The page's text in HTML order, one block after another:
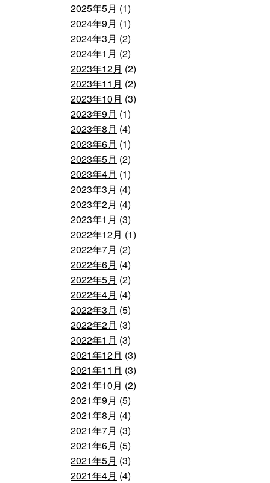
2025年5月 (1)
2024年9月 (1)
2024年3月 (2)
2024年1月 (2)
2023年12月 (2)
2023年11月 (2)
2023年10月 (3)
2023年9月 (1)
2023年8月 (4)
2023年6月 (1)
2023年5月 (2)
2023年4月 (1)
2023年3月 (4)
2023年2月 (4)
2023年1月 (3)
2022年12月 (1)
2022年7月 (2)
2022年6月 (4)
2022年5月 (2)
2022年4月 (4)
2022年3月 (5)
2022年2月 (3)
2022年1月 (3)
2021年12月 (3)
2021年11月 (3)
2021年10月 (2)
2021年9月 (5)
2021年8月 (4)
2021年7月 (3)
2021年6月 (5)
2021年5月 (3)
2021年4月 (4)